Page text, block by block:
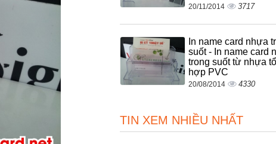
20/11/2014 3717
In name card nhựa
suốt - In name card
trong suốt từ nhựa
hợp PVC
20/08/2014 4330
TIN XEM NHIỀU NHẤT